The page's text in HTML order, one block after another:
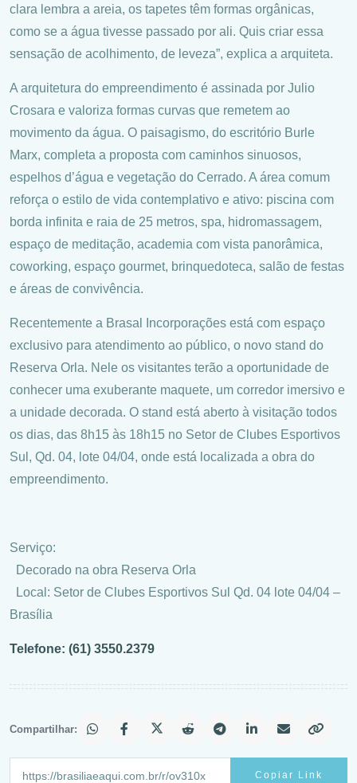
clara lembra a areia, os tapetes têm formas orgânicas,
como se a água tivesse passado por ali. Quis criar essa
sensação de acolhimento, de leveza”, explica a arquiteta.
A arquitetura do empreendimento é assinada por Julio
Crosara e valoriza formas curvas que remetem ao
movimento da água. O paisagismo, do escritório Burle
Marx, completa a proposta com caminhos sinuosos,
espelhos d’água e vegetação do Cerrado. A área comum
reforça o estilo de vida contemplativo e ativo: piscina com
borda infinita e raia de 25 metros, spa, hidromassagem,
espaço de meditação, academia com vista panorâmica,
coworking, espaço gourmet, brinquedoteca, salão de festas
e áreas de convivência.
Recentemente a Brasal Incorporações está com espaço
exclusivo para atendimento ao público, o novo stand do
Reserva Orla. Nele os visitantes terão a oportunidade de
conhecer uma exuberante maquete, um corredor imersivo e
a unidade decorada. O stand está aberto à visitação todos
os dias, das 8h15 às 18h15 no Setor de Clubes Esportivos
Sul, Qd. 04, lote 04/04, onde está localizada a obra do
empreendimento.
Serviço:
Decorado na obra Reserva Orla
Local: Setor de Clubes Esportivos Sul Qd. 04 lote 04/04 –
Brasília
Telefone: (61) 3550.2379
Compartilhar:
Copiar Link